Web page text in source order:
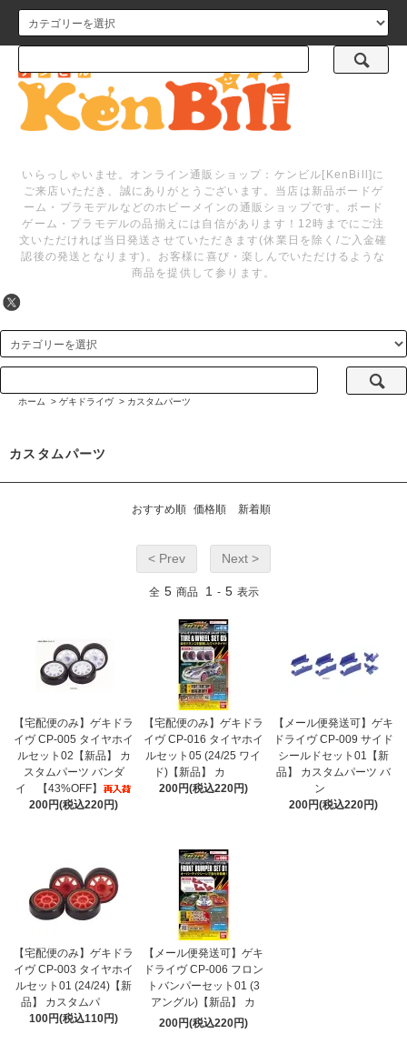
メニュー
いらっしゃいませ。オンライン通販ショップ：ケンビル[KenBill]に
ご来店いただき、誠にありがとうございます。当店は新品ボードゲ
ーム・プラモデルなどのホビーメインの通販ショップです。ボード
ゲーム・プラモデルの品揃えには自信があります！12時までにご注
文いただければ当日発送させていただきます(休業日を除く/ご入金確
認後の発送となります)。お客様に喜び・楽しんでいただけるような
商品を提供して参ります。
ホーム > ゲキドライヴ > カスタムパーツ
カスタムパーツ
おすすめ順 価格順 新着順
< Prev Next >
全 5 商品 1 - 5 表示
【宅配便のみ】ゲキドラ
イヴ CP-005 タイヤホイ
ルセット02【新品】 カ
スタムパーツ バンダ
イ 【43%OFF】
200円(税込220円)
【宅配便のみ】ゲキドラ
イヴ CP-016 タイヤホイ
ルセット05 (24/25 ワイ
ド)【新品】 カ
200円(税込220円)
【メール便発送可】ゲキ
ドライヴ CP-009 サイド
シールドセット01【新
品】 カスタムパーツ バ
ン
200円(税込220円)
【宅配便のみ】ゲキドラ
イヴ CP-003 タイヤホイ
ルセット01 (24/24)【新
品】 カスタムパ
100円(税込110円)
【メール便発送可】ゲキ
ドライヴ CP-006 フロン
トバンパーセット01 (3
アングル)【新品】 カ
200円(税込220円)